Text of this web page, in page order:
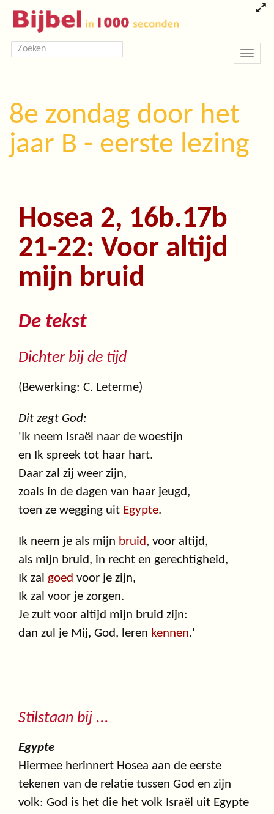
Toggle
8e zondag door het
jaar B - eerste lezing
Hosea 2, 16b.17b
21-22: Voor altijd
mijn bruid
De tekst
Dichter bij de tijd
(Bewerking: C. Leterme)
Dit zegt God:
'Ik neem Israël naar de woestijn
en Ik spreek tot haar hart.
Daar zal zij weer zijn,
zoals in de dagen van haar jeugd,
toen ze wegging uit Egypte.
Ik neem je als mijn bruid, voor altijd,
als mijn bruid, in recht en gerechtigheid,
Ik zal goed voor je zijn,
Ik zal voor je zorgen.
Je zult voor altijd mijn bruid zijn:
dan zul je Mij, God, leren kennen.'
Stilstaan bij ...
Egypte
Hiermee herinnert Hosea aan de eerste
tekenen van de relatie tussen God en zijn
volk: God is het die het volk Israël uit Egypte